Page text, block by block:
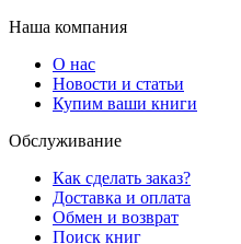
Наша компания
О нас
Новости и статьи
Купим ваши книги
Обслуживание
Как сделать заказ?
Доставка и оплата
Обмен и возврат
Поиск книг